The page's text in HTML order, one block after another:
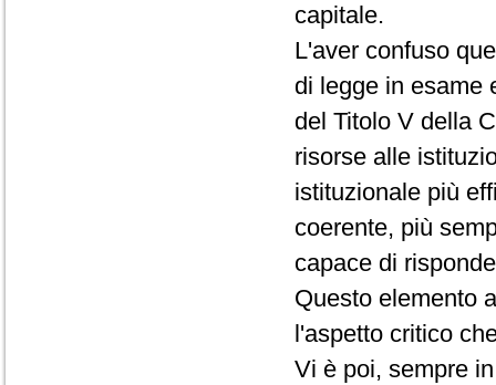
capitale.
L'aver confuso
di legge in esame
del Titolo V della
risorse alle
istituzionale più
coerente, più
capace di
Questo elemento
l'aspetto critico
Vi è poi, sempre